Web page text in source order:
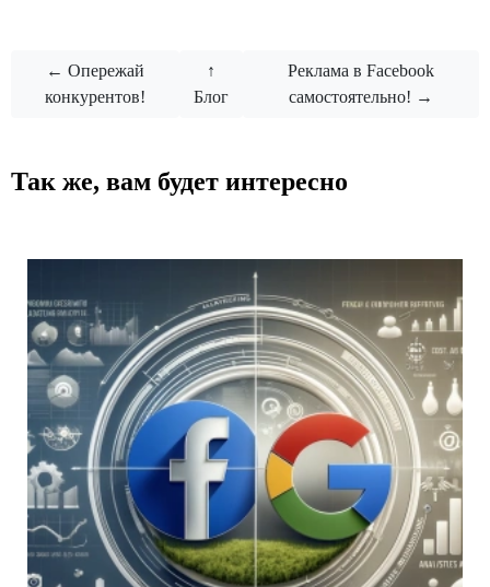
← Опережай
конкурентов!
↑
Блог
Реклама в Facebook
самостоятельно! →
Так же, вам будет интересно